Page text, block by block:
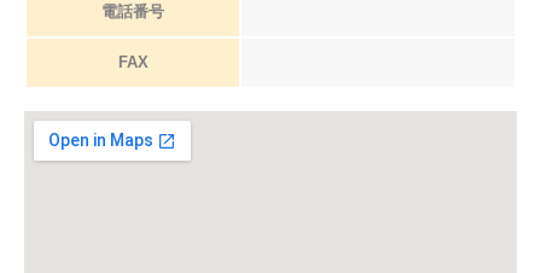
電話番号
FAX